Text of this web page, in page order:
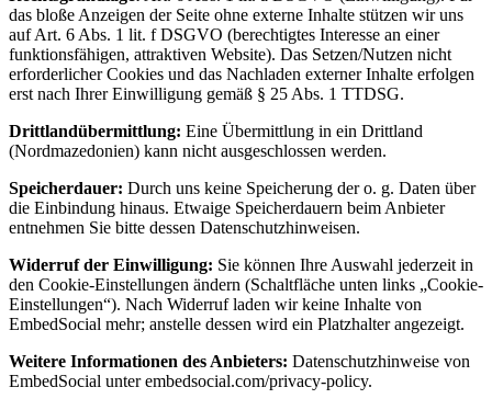
das bloße Anzeigen der Seite ohne externe Inhalte stützen wir uns
auf Art. 6 Abs. 1 lit. f DSGVO (berechtigtes Interesse an einer
funktionsfähigen, attraktiven Website). Das Setzen/Nutzen nicht
erforderlicher Cookies und das Nachladen externer Inhalte erfolgen
erst nach Ihrer Einwilligung gemäß § 25 Abs. 1 TTDSG.
Drittlandübermittlung: Eine Übermittlung in ein Drittland
(Nordmazedonien) kann nicht ausgeschlossen werden.
Speicherdauer: Durch uns keine Speicherung der o. g. Daten über
die Einbindung hinaus. Etwaige Speicherdauern beim Anbieter
entnehmen Sie bitte dessen Datenschutzhinweisen.
Widerruf der Einwilligung: Sie können Ihre Auswahl jederzeit in
den Cookie-Einstellungen ändern (Schaltfläche unten links „Cookie-
Einstellungen“). Nach Widerruf laden wir keine Inhalte von
EmbedSocial mehr; anstelle dessen wird ein Platzhalter angezeigt.
Weitere Informationen des Anbieters: Datenschutzhinweise von
EmbedSocial unter embedsocial.com/privacy-policy.